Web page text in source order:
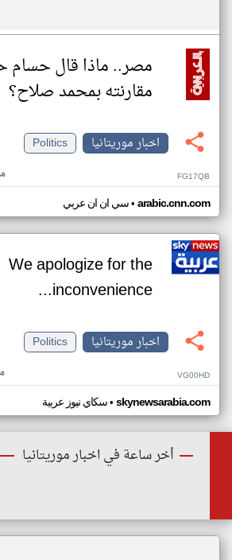
مصر.. ماذا قال
مقارنته بمحمد صلاح؟
اخبار موريتانيا
Politics
FG17QB
سي ان ان عربي• arabic.cnn.com
We apologize for the
inconvenience...
اخبار موريتانيا
Politics
VG00HD
سكاي نيوز عربية• skynewsarabia.com
أخر ساعة في اخبار موريتانيا